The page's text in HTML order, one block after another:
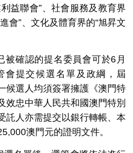
益聯會”、社會服務及教育界
會”、文化及體育界的“旭昇文
被確認的提名委員會可於6月
會提交候選名單及政綱，屆
候選人均須簽署擁護《澳門特
效忠中華人民共和國澳門特別
託人亦需提交以銀行轉帳、本
澳門元的證明文件。